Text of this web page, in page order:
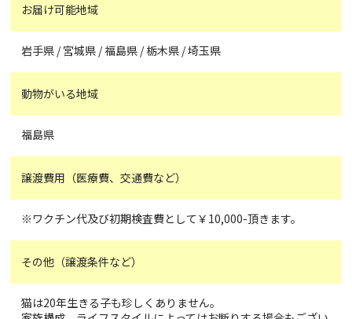
お届け可能地域
岩手県 / 宮城県 / 福島県 / 栃木県 / 埼玉県
動物がいる地域
福島県
譲渡費用（医療費、交通費など）
※ワクチン代及び初期検査費として￥10,000-頂きます。
その他（譲渡条件など）
猫は20年生きる子も珍しくありません。